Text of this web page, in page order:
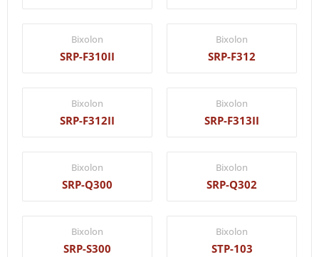
Bixolon
SRP-F310II
Bixolon
SRP-F312
Bixolon
SRP-F312II
Bixolon
SRP-F313II
Bixolon
SRP-Q300
Bixolon
SRP-Q302
Bixolon
SRP-S300
Bixolon
STP-103